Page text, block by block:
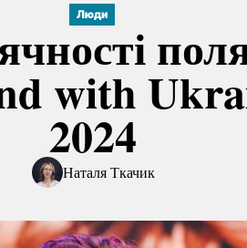
Люди
with
2024
Наталя Ткачик